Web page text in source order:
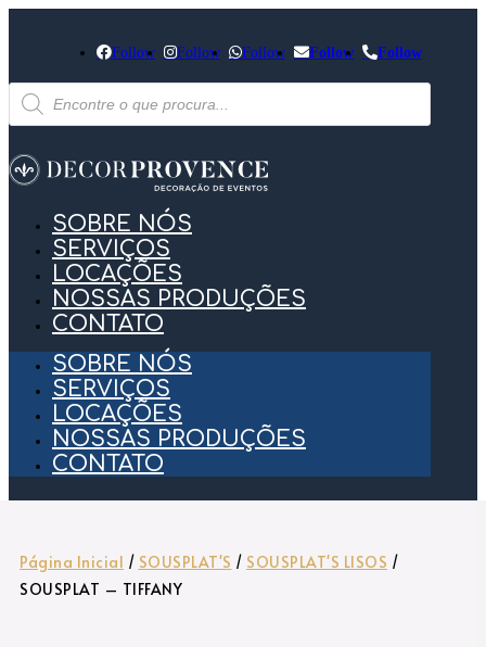
Follow Follow Follow Follow Follow
Pesquisar
produtos
SOBRE NÓS
SERVIÇOS
LOCAÇÕES
NOSSAS PRODUÇÕES
CONTATO
SOBRE NÓS
SERVIÇOS
LOCAÇÕES
NOSSAS PRODUÇÕES
CONTATO
Página Inicial / SOUSPLAT'S / SOUSPLAT'S LISOS /
SOUSPLAT – TIFFANY